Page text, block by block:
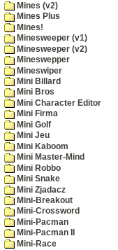
Mines (v2)
Mines Plus
Mines!
Minesweeper (v1)
Minesweeper (v2)
Mineswepper
Mineswiper
Mini Billard
Mini Bros
Mini Character Editor
Mini Firma
Mini Golf
Mini Jeu
Mini Kaboom
Mini Master-Mind
Mini Robbo
Mini Snake
Mini Zjadacz
Mini-Breakout
Mini-Crossword
Mini-Pacman
Mini-Pacman II
Mini-Race